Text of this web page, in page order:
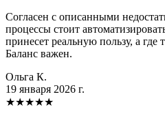
Согласен с описанными
процессы стоит
принесет реальную пользу, а где
Баланс важен.
Ольга К.
19 января 2026 г.
★★★★★